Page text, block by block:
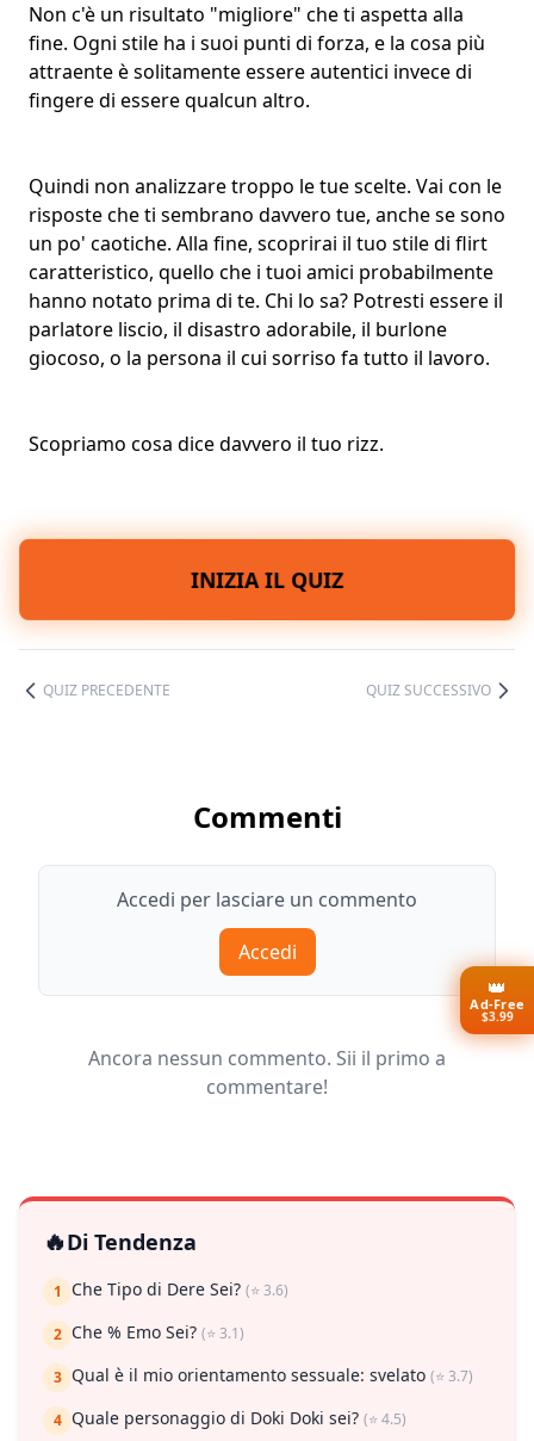
Non c'è un risultato "migliore" che ti aspetta alla
fine. Ogni stile ha i suoi punti di forza, e la cosa più
attraente è solitamente essere autentici invece di
fingere di essere qualcun altro.
Quindi non analizzare troppo le tue scelte. Vai con le
risposte che ti sembrano davvero tue, anche se sono
un po' caotiche. Alla fine, scoprirai il tuo stile di flirt
caratteristico, quello che i tuoi amici probabilmente
hanno notato prima di te. Chi lo sa? Potresti essere il
parlatore liscio, il disastro adorabile, il burlone
giocoso, o la persona il cui sorriso fa tutto il lavoro.
Scopriamo cosa dice davvero il tuo rizz.
INIZIA IL QUIZ
QUIZ PRECEDENTE QUIZ SUCCESSIVO
Commenti
Accedi per lasciare un commento
Accedi
Ancora nessun commento. Sii il primo a
commentare!
🔥Di Tendenza
1 Che Tipo di Dere Sei? (⭐ 3.6)
2 Che % Emo Sei? (⭐ 3.1)
3 Qual è il mio orientamento sessuale: svelato (⭐ 3.7)
4 Quale personaggio di Doki Doki sei? (⭐ 4.5)
👑
Ad-Free
$3.99